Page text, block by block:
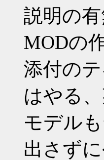
説明の
MODの
添付の
はやる
モデル
出さず